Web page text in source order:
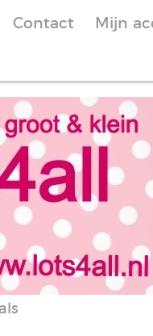
Contact Mijn